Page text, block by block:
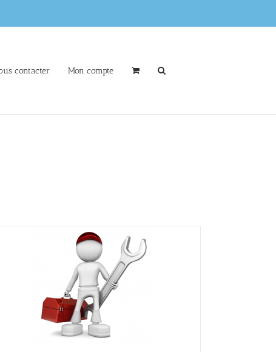
contacter Mon compte